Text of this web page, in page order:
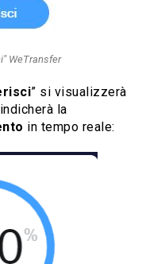
WeTransfer
” si visualizzerà
la
in tempo reale: